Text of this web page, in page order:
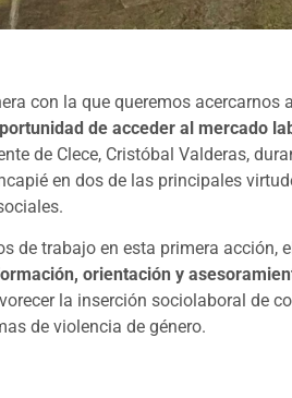
con la que queremos acercarnos
de acceder al mercado
de Clece, Cristóbal Valderas,
en dos de las principales
de trabajo en esta primera acción,
orientación y
la inserción sociolaboral de
de violencia de género.